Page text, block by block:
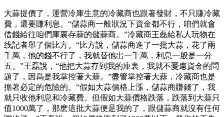
大蒜提價了，運營冷庫生意的冷藏商也跟著發財，不只賺冷藏
費，還要賺利息。“儲蒜商一般狀況下資金都不行，咱們就會
借錢給往咱們庫裏存蒜的儲蒜商。”冷藏商王磊給私人玩物在
线記者舉了個比方。“比方說，儲蒜商進了一批大蒜，花了兩
千萬，他的錢不行了，我就替他出一千萬，利息一般是一分
五。”王磊說，“他把大蒜存到我的庫裏，我就不憂慮資金的問
題了，因爲是我掌控著大蒜。”盡管掌控著大蒜，冷藏商也是
擔著必定的危險的。“假如大蒜價格上漲，儲蒜商賺錢了，我
就只收他利息和冷藏費。但假如大蒜價格跌落，跌落到大蒜只
值1000萬了，那麽這批大蒜便是我的了，跟儲蒜商就沒有任何